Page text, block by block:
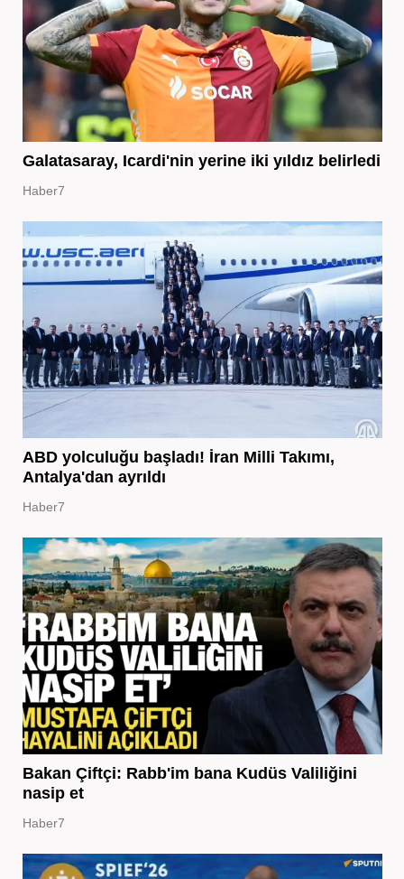
Galatasaray, Icardi'nin yerine iki yıldız belirledi
Haber7
ABD yolculuğu başladı! İran Milli Takımı,
Antalya'dan ayrıldı
Haber7
Bakan Çiftçi: Rabb'im bana Kudüs Valiliğini
nasip et
Haber7